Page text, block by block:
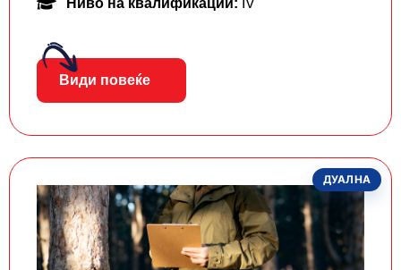
Ниво на квалификации: IV
Види повеќе
ДУАЛНА